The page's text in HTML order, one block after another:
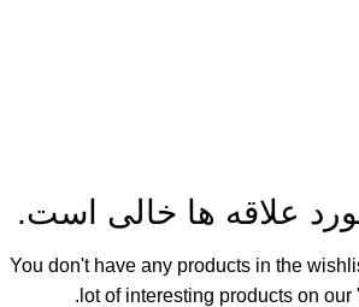
علاقه ها خالی است.
You don't have any products in the
lot of interesting products on our